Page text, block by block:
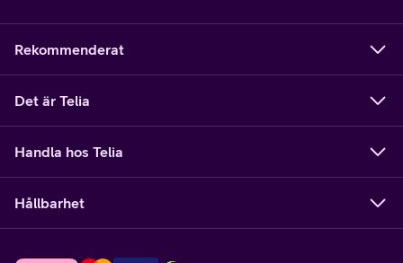
Rekommenderat
Det är Telia
Handla hos Telia
Hållbarhet